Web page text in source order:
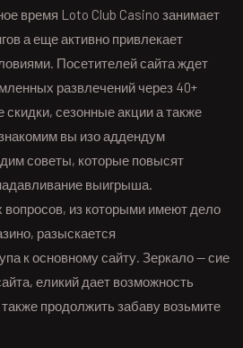
время Loto Club Casino занимает
а еще активно привлекает
Посетителей сайта ждет
развлечений через 40+
сезонные акции а также
вы изо аддендум
советы, которые повысят
выигрыша.
вопросов, из которыми имеют дело
разыскается
к основному сайту. Зеркало — сие
еликий дает возможность
продолжить забаву возьмите